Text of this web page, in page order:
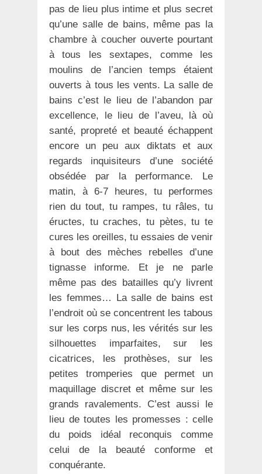
pas de lieu plus intime et plus secret
qu’une salle de bains, même pas la
chambre à coucher ouverte pourtant
à tous les sextapes, comme les
moulins de l’ancien temps étaient
ouverts à tous les vents. La salle de
bains c’est le lieu de l’abandon par
excellence, le lieu de l’aveu, là où
santé, propreté et beauté échappent
encore un peu aux diktats et aux
regards inquisiteurs d’une société
obsédée par la performance. Le
matin, à 6-7 heures, tu performes
rien du tout, tu rampes, tu râles, tu
éructes, tu craches, tu pètes, tu te
cures les oreilles, tu essaies de venir
à bout des mèches rebelles d’une
tignasse informe. Et je ne parle
même pas des batailles qu’y livrent
les femmes… La salle de bains est
l’endroit où se concentrent les tabous
sur les corps nus, les vérités sur les
silhouettes imparfaites, sur les
cicatrices, les prothèses, sur les
petites tromperies que permet un
maquillage discret et même sur les
grands ravalements. C’est aussi le
lieu de toutes les promesses : celle
du poids idéal reconquis comme
celui de la beauté conforme et
conquérante.